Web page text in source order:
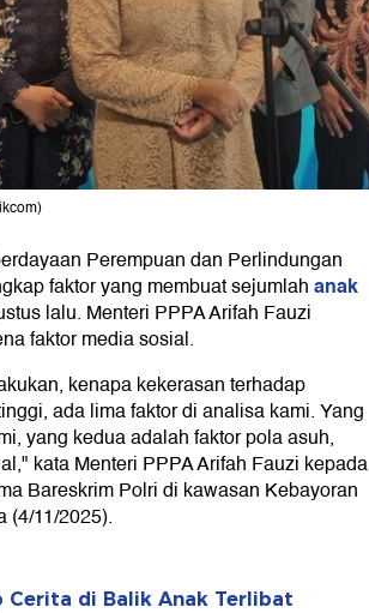
Perempuan dan Perlindungan
faktor yang membuat sejumlahanak
lalu. Menteri PPPA Arifah Fauzi
faktor media sosial.
kenapa kekerasan terhadap
ada lima faktor di analisa kami. Yang
yang kedua adalah faktor pola asuh,
kata Menteri PPPA Arifah Fauzi kepada
Bareskrim Polri di kawasan Kebayoran
(4/11/2025).
Cerita di Balik Anak Terlibat